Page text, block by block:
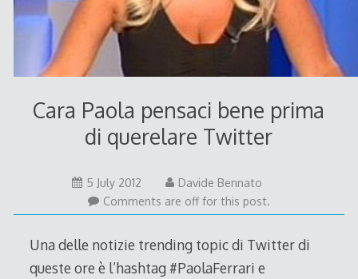
Cara Paola pensaci bene prima
di querelare Twitter
5 July 20125
July
2012
Davide Bennato
Comments are off for this post.
Una delle notizie trending topic di Twitter di
queste ore è l’hashtag #PaolaFerrari e